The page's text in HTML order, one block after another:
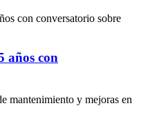
años con